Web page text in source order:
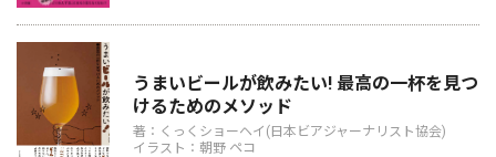
うまいビールが飲みたい! 最高の一杯を見つ
けるためのメソッド
著：くっくショーヘイ(日本ビアジャーナリスト協会)
イラスト：朝野 ペコ